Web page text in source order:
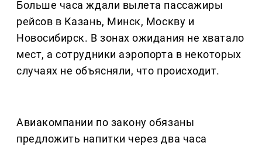
Больше часа ждали вылета пассажиры
рейсов в Казань, Минск, Москву и
Новосибирск. В зонах ожидания не хватало
мест, а сотрудники аэропорта в некоторых
случаях не объясняли, что происходит.
Авиакомпании по закону обязаны
предложить напитки через два часа